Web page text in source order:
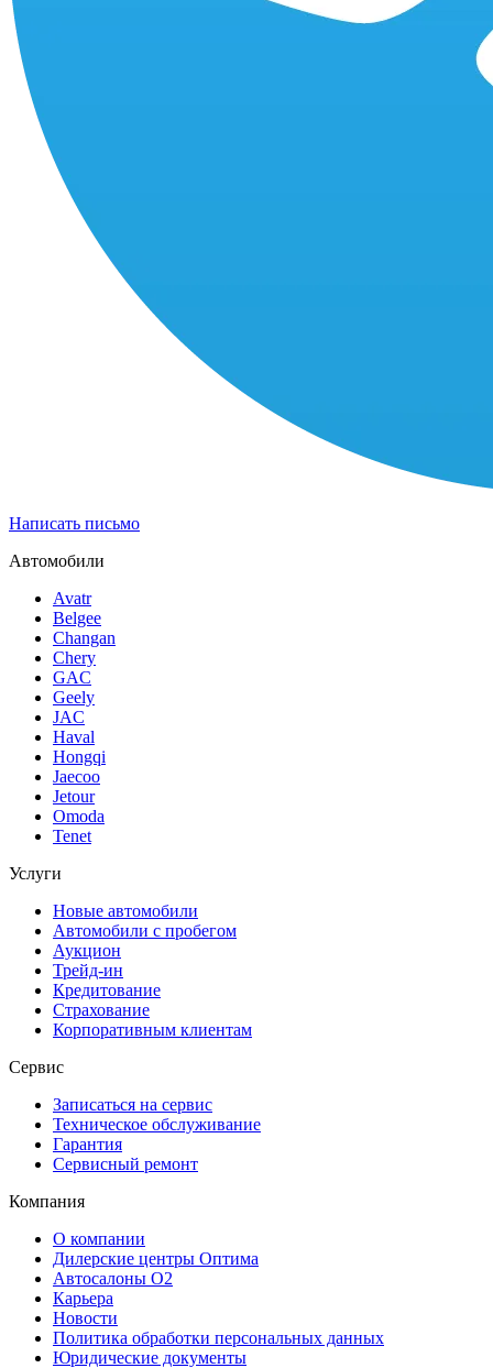
Написать письмо
Автомобили
Avatr
Belgee
Changan
Chery
GAC
Geely
JAC
Haval
Hongqi
Jaecoo
Jetour
Omoda
Tenet
Услуги
Новые автомобили
Автомобили с пробегом
Аукцион
Трейд-ин
Кредитование
Страхование
Корпоративным клиентам
Сервис
Записаться на сервис
Техническое обслуживание
Гарантия
Сервисный ремонт
Компания
О компании
Дилерские центры Оптима
Автосалоны О2
Карьера
Новости
Политика обработки персональных данных
Юридические документы